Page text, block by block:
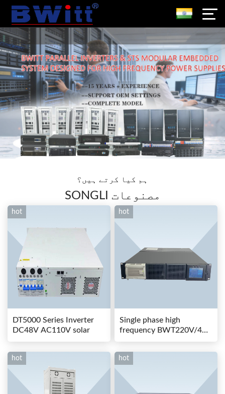
ہم کیا کرتے ہیں؟
SONGLI مصنوعات
hot
DT5000 Series Inverter
DC48V AC110V solar
hot
Single phase high
frequency BWT220V/48-
80AS switching power
hot hot